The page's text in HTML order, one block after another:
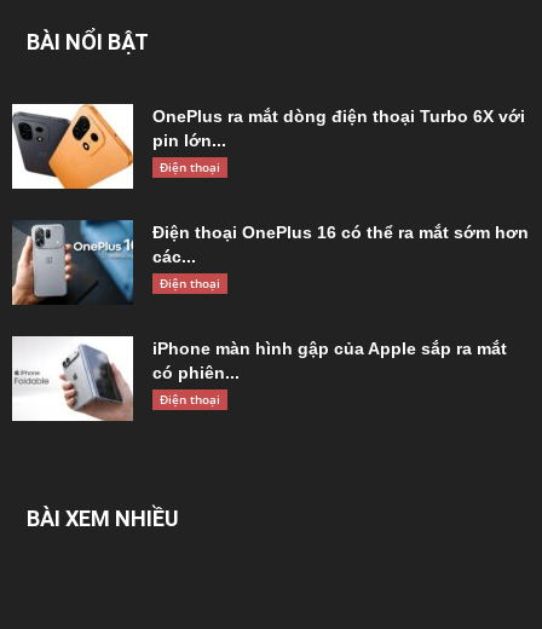
BÀI NỔI BẬT
OnePlus ra mắt dòng điện thoại Turbo 6X với
pin lớn...
Điện thoại
Điện thoại OnePlus 16 có thể ra mắt sớm hơn
các...
Điện thoại
iPhone màn hình gập của Apple sắp ra mắt
có phiên...
Điện thoại
BÀI XEM NHIỀU